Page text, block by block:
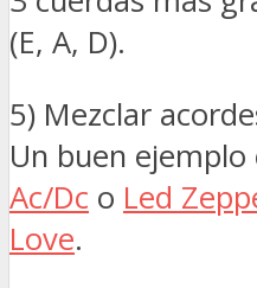
(E, A, D).
5) Mezclar
Un buen ejemplo
Ac/Dc o Led
Love.